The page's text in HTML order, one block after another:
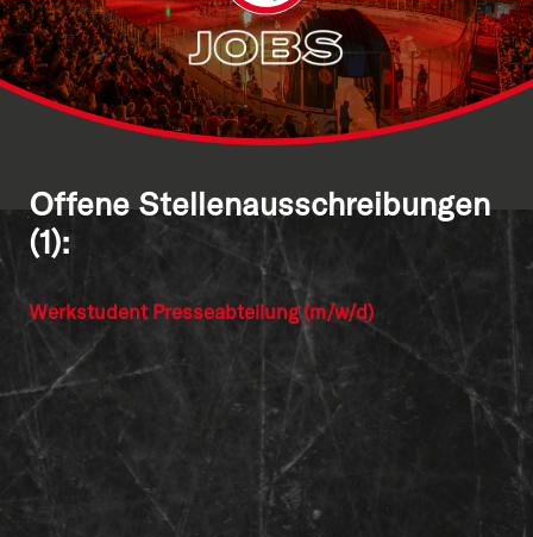
Offene Stellenausschreibungen
(1):
Werkstudent Presseabteilung (m/w/d)